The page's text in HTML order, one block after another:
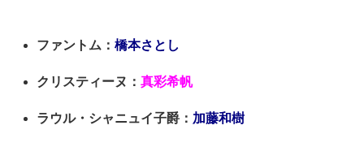
ファントム：橋本さとし
クリスティーヌ：真彩希帆
ラウル・シャニュイ子爵： 加藤和樹